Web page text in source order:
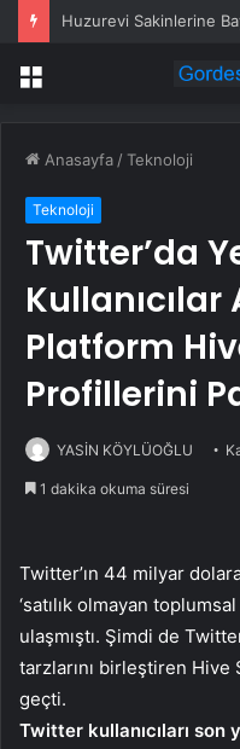
Huzurevi Sakinlerine
Menü
Anasayfa /Teknoloji
Teknoloji
Twitter’da
Platform
Profillerini
YASİN KÖYLÜOĞLU
1 dakika okuma süresi
Twitter’ın 44 milyar
‘satılık olmayan
ulaşmıştı. Şimdi de
tarzlarını birleştiren Hive
geçti.
Twitter kullanıcıları son